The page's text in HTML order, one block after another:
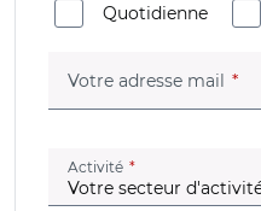
Quotidienne
Votre adresse mail
Activité (champ